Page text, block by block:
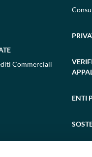
Commerciali
ENTI